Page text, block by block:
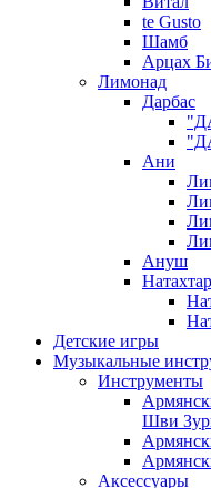
te Gusto
Шамб
Арцах
Лимонад
Дарбас
Ани
Ануш
Детские игры
Музыкальные
Инструменты
Шви
Аксессуары